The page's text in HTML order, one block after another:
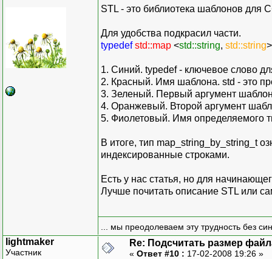
STL - это библиотека шаблонов для
Для удобства подкрасил части.
typedef std::map <std::string, std::string
1. Синий. typedef - ключевое слово
2. Красный. Имя шаблона. std - это
3. Зеленый. Первый аргумент
4. Оранжевый. Второй аргумент
5. Фиолетовый. Имя определяемого
В итоге, тип map_string_by_string_t
индексированные строками.
Есть у нас статья, но для
Лучше почитать описание STL или
... мы преодолеваем эту трудность без
lightmaker
Участник
Re: Подсчитать размер
« Ответ #10 : 17-02-2008 19:26 »